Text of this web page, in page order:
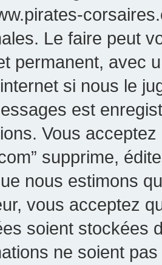
Le faire peut
permanent, avec
si nous le
est
Vous
supprime,
nous estimons
vous acceptez
soient stockées
ne soient